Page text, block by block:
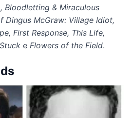
Bloodletting & Miraculous
Dingus McGraw: Village Idiot,
First Response, This Life,
e Flowers of the Field.